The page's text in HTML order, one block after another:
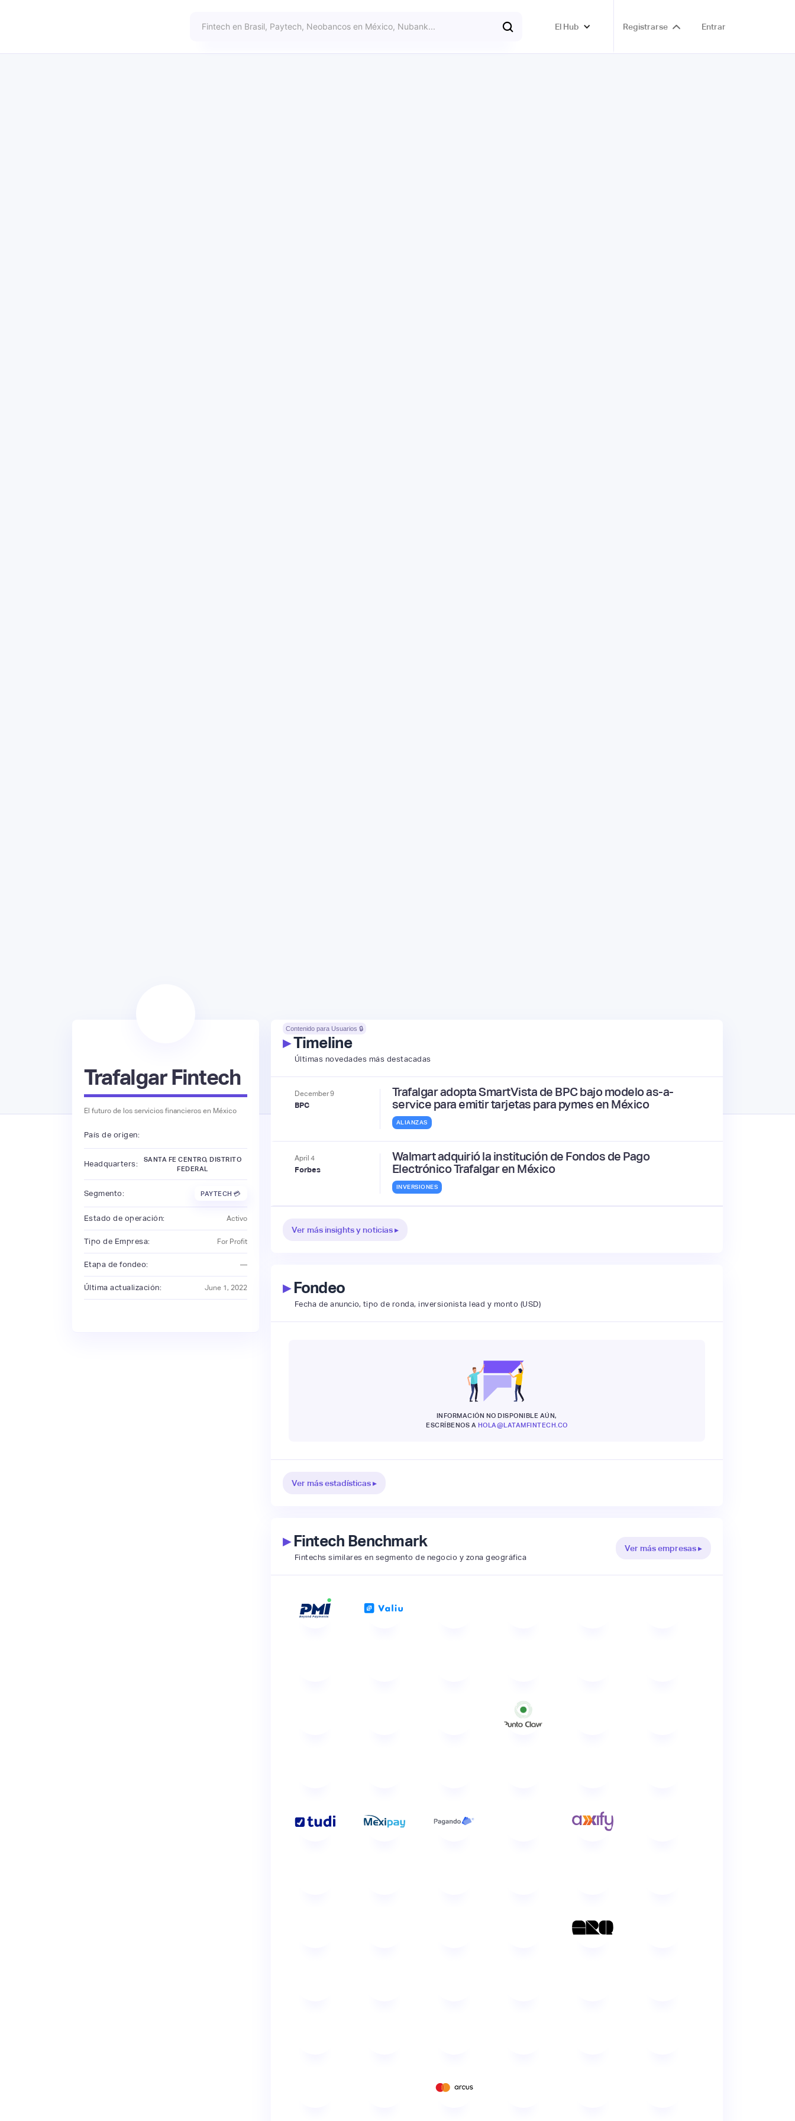
El Hub Registrarse Entrar
Trafalgar Fintech
El futuro de los servicios financieros en México
País de origen:
Headquarters:
SANTA FE CENTRO, DISTRITO
FEDERAL
Segmento: PAYTECH 💳
Estado de operación: Activo
Tipo de Empresa: For Profit
Etapa de fondeo: —
Última actualización: June 1, 2022
Contenido para Usuarios 🔒
▸Timeline
Últimas novedades más destacadas
December9
BPC
Trafalgar adopta SmartVista de BPC bajo modelo as-a-
service para emitir tarjetas para pymes en México
ALIANZAS
April 4
Forbes
Walmart adquirió la institución de Fondos de Pago
Electrónico Trafalgar en México
INVERSIONES
Ver más insights y noticias ▸
▸Fondeo
Fecha de anuncio, tipo de ronda, inversionista lead y monto (USD)
INFORMACIÓN NO DISPONIBLE AÚN,
ESCRÍBENOS A HOLA@LATAMFINTECH.CO
Ver más estadísticas ▸
▸Fintech Benchmark
Fintechs similares en segmento de negocio y zona geográfica
Ver más empresas ▸